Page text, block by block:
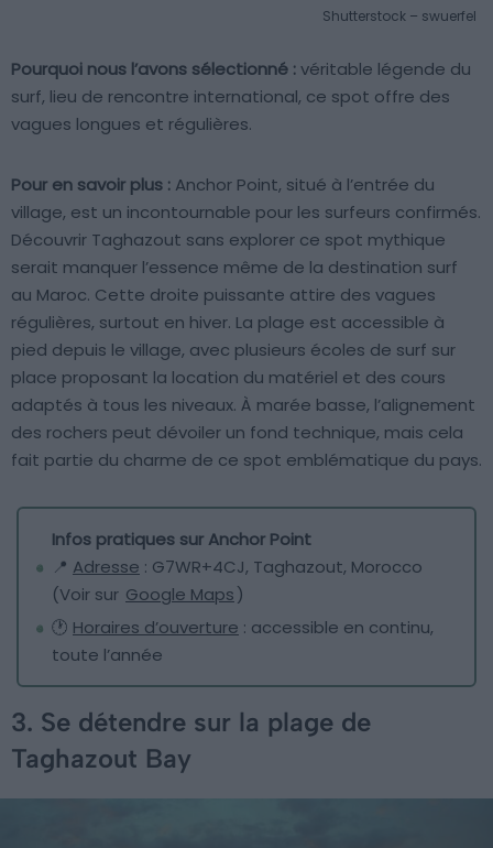
Shutterstock – swuerfel
Pourquoi nous l’avons sélectionné :véritable légende du
surf, lieu de rencontre international, ce spot offre des
vagues longues et régulières.
Pour en savoir plus : Anchor Point, situé à l’entrée du
village, est un incontournable pour les surfeurs confirmés.
Découvrir Taghazout sans explorer ce spot mythique
serait manquer l’essence même de la destination surf
au Maroc. Cette droite puissante attire des vagues
régulières, surtout en hiver. La plage est accessible à
pied depuis le village, avec plusieurs écoles de surf sur
place proposant la location du matériel et des cours
adaptés à tous les niveaux. À marée basse, l’alignement
des rochers peut dévoiler un fond technique, mais cela
fait partie du charme de ce spot emblématique du pays.
Infos pratiques sur Anchor Point
📍 Adresse : G7WR+4CJ, Taghazout, Morocco
(Voir sur Google Maps)
🕐 Horaires d’ouverture : accessible en continu,
toute l’année
3. Se détendre sur la plage de
Taghazout Bay